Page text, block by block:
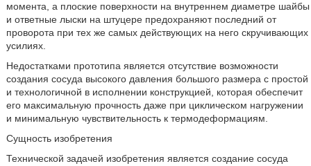
момента, а плоские поверхности на внутреннем диаметре шайбы
и ответные лыски на штуцере предохраняют последний от
проворота при тех же самых действующих на него скручивающих
усилиях.
Недостатками прототипа является отсутствие возможности
создания сосуда высокого давления большого размера с простой
и технологичной в исполнении конструкцией, которая обеспечит
его максимальную прочность даже при циклическом нагружении
и минимальную чувствительность к термодеформациям.
Сущность изобретения
Технической задачей изобретения является создание сосуда